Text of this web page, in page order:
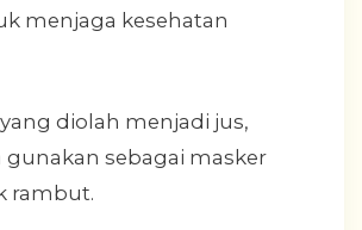
menjaga kesehatan
diolah menjadi jus,
gunakan sebagai masker
rambut.